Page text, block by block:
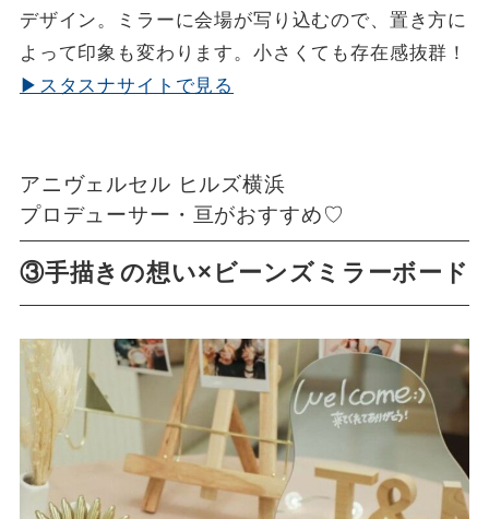
デザイン。ミラーに会場が写り込むので、置き方に
よって印象も変わります。小さくても存在感抜群！
▶スタスナサイトで見る
アニヴェルセル ヒルズ横浜
プロデューサー・亘がおすすめ♡
③手描きの想い×ビーンズミラーボード